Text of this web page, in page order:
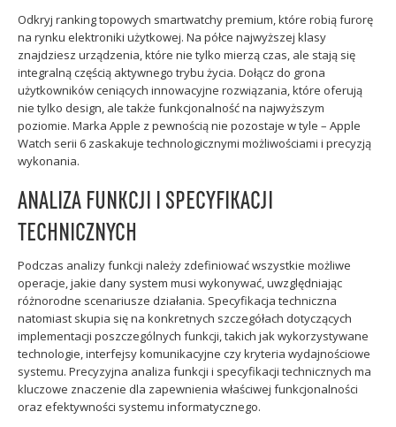
Odkryj ranking topowych smartwatchy premium, które robią furorę
na rynku elektroniki użytkowej. Na półce najwyższej klasy
znajdziesz urządzenia, które nie tylko mierzą czas, ale stają się
integralną częścią aktywnego trybu życia. Dołącz do grona
użytkowników ceniących innowacyjne rozwiązania, które oferują
nie tylko design, ale także funkcjonalność na najwyższym
poziomie. Marka Apple z pewnością nie pozostaje w tyle – Apple
Watch serii 6 zaskakuje technologicznymi możliwościami i precyzją
wykonania.
ANALIZA FUNKCJI I SPECYFIKACJI
TECHNICZNYCH
Podczas analizy funkcji należy zdefiniować wszystkie możliwe
operacje, jakie dany system musi wykonywać, uwzględniając
różnorodne scenariusze działania. Specyfikacja techniczna
natomiast skupia się na konkretnych szczegółach dotyczących
implementacji poszczególnych funkcji, takich jak wykorzystywane
technologie, interfejsy komunikacyjne czy kryteria wydajnościowe
systemu. Precyzyjna analiza funkcji i specyfikacji technicznych ma
kluczowe znaczenie dla zapewnienia właściwej funkcjonalności
oraz efektywności systemu informatycznego.